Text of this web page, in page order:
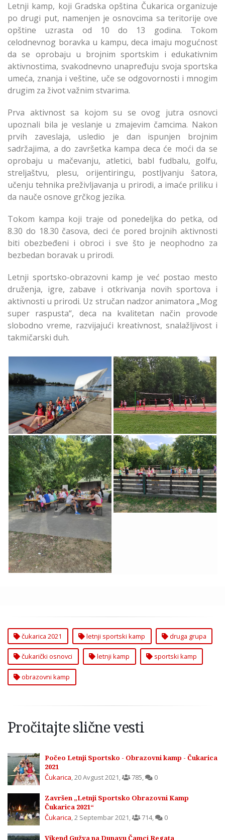
Letnji kamp, koji Gradska opština Čukarica organizuje
po drugi put, namenjen je osnovcima sa teritorije ove
opštine uzrasta od 10 do 13 godina. Tokom
celodnevnog boravka u kampu, deca imaju mogućnost
da se oprobaju u brojnim sportskim i edukativnim
aktivnostima, svakodnevno unapređuju svoja sportska
umeća, znanja i veštine, uče se odgovornosti i mnogim
drugim za život važnim stvarima.
Prva aktivnost sa kojom su se ovog jutra osnovci
upoznali bila je veslanje u zmajevim čamcima. Nakon
prvih zaveslaja, usledio je dan ispunjen brojnim
sadržajima, a do završetka kampa deca će moći da se
oprobaju u mačevanju, atletici, babl fudbalu, golfu,
streljaštvu, plesu, orijentiringu, postljvanju šatora,
učenju tehnika preživljavanja u prirodi, a imaće priliku i
da nauče osnove grčkog jezika.
Tokom kampa koji traje od ponedeljka do petka, od
8.30 do 18.30 časova, deci će pored brojnih aktivnosti
biti obezbeđeni i obroci i sve što je neophodno za
bezbedan boravak u prirodi.
Letnji sportsko-obrazovni kamp je već postao mesto
druženja, igre, zabave i otkrivanja novih sportova i
aktivnosti u prirodi. Uz stručan nadzor animatora „Mog
super raspusta“, deca na kvalitetan način provode
slobodno vreme, razvijajući kreativnost, snalažljivost i
takmičarski duh.
Druga Grupa
Čukaričkih Osnovaca
u Letnjem Sportsko -
Obrazovnom Kampu
„Čukarica 2021“
Čukarički Osnovci u
Letnjem Sportsko -
Obrazovnom Kampu
„Čukarica 2021“
Čukarički Osnovci
Letnji Sportsko -
Obrazovni Kampu
Čukarica 2021
Osnovci Letnji
Sportsko - Obrazovni
Kampu Čukarica 2021
čukarica 2021 letnji sportski kamp druga grupa
čukarički osnovci letnji kamp sportski kamp
obrazovni kamp
Pročitajte slične vesti
Počeo Letnji Sportsko - Obrazovni kamp - Čukarica
2021
Čukarica,20 Avgust 2021, 785, 0
Završen „Letnji Sportsko Obrazovni Kamp
Čukarica 2021“
Čukarica,2 Septembar 2021, 714, 0
Vikend Gužva na Dunavu Čamci Regata